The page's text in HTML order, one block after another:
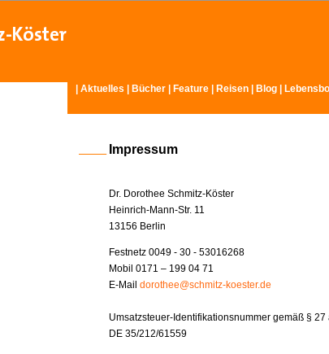
Aktuelles Bücher Feature Reisen Blog
Impressum
Dr. Dorothee Schmitz-Köster
Heinrich-Mann-Str. 11
13156 Berlin
Festnetz 0049 - 30 - 53016268
Mobil 0171 – 199 04 71
E-Mail dorothee@schmitz-koester.de
Umsatzsteuer-Identifikationsnummer gemäß §
DE 35/212/61559